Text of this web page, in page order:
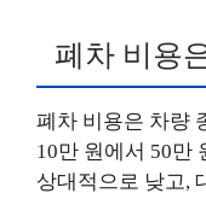
폐차 비용
폐차 비용은 차량
10만 원에서 50만
상대적으로 낮고,